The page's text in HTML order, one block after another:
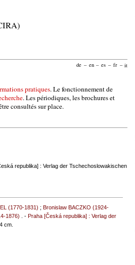
de – en – es – fr – it
pratiques. Le fonctionnement de
. Les périodiques, les brochures et
consultés sur place.
republika] : Verlag der Tschechoslowakischen
(1770-1831) ;Bronislaw BACZKO (1924-
1876) . -Praha [Česká republika] : Verlag der
cm.